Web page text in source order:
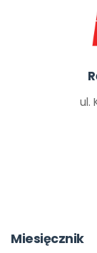
ul.
Miesięcznik